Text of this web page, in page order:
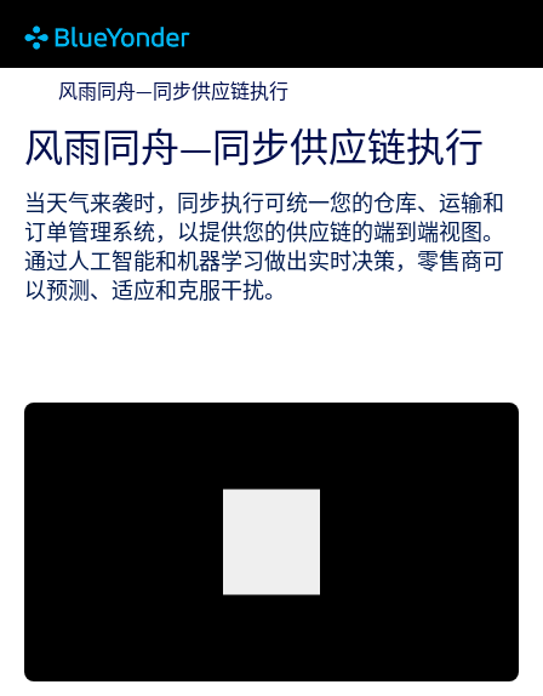
风雨同舟—同步供应链执行
风雨同舟—同步供应链执行
风雨同舟—同步供应链执行
当天气来袭时，同步执行可统一您的仓库、运输和
订单管理系统，以提供您的供应链的端到端视图。
通过人工智能和机器学习做出实时决策，零售商可
以预测、适应和克服干扰。